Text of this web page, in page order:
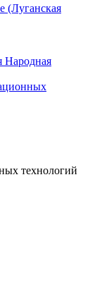
(Луганская
Народная
технологий